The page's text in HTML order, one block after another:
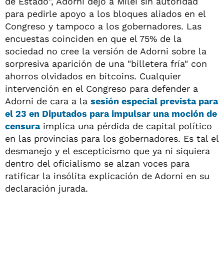
para pedirle apoyo a los bloques aliados en el
Congreso y tampoco a los gobernadores. Las
encuestas coinciden en que el 75% de la
sociedad no cree la versión de Adorni sobre la
sorpresiva aparición de una "billetera fría" con
ahorros olvidados en bitcoins. Cualquier
intervención en el Congreso para defender a
Adorni de cara a la sesión especial prevista para
el 23 en Diputados para impulsar una moción de
censuraimplica una pérdida de capital político
en las provincias para los gobernadores. Es tal el
desmanejo y el escepticismo que ya ni siquiera
dentro del oficialismo se alzan voces para
ratificar la insólita explicación de Adorni en su
declaración jurada.